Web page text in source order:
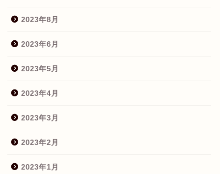
2023年8月
2023年6月
2023年5月
2023年4月
2023年3月
2023年2月
2023年1月